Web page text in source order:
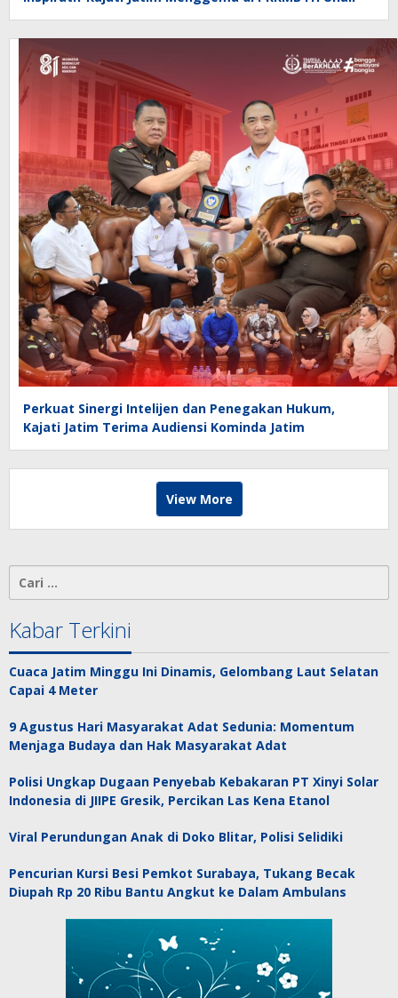
Perkuat Sinergi Intelijen dan Penegakan Hukum,
Kajati Jatim Terima Audiensi Kominda Jatim
View More
Cari
untuk:
Kabar Terkini
Cuaca Jatim Minggu Ini Dinamis, Gelombang Laut Selatan
Capai 4 Meter
9 Agustus Hari Masyarakat Adat Sedunia: Momentum
Menjaga Budaya dan Hak Masyarakat Adat
Polisi Ungkap Dugaan Penyebab Kebakaran PT Xinyi Solar
Indonesia di JIIPE Gresik, Percikan Las Kena Etanol
Viral Perundungan Anak di Doko Blitar, Polisi Selidiki
Pencurian Kursi Besi Pemkot Surabaya, Tukang Becak
Diupah Rp 20 Ribu Bantu Angkut ke Dalam Ambulans